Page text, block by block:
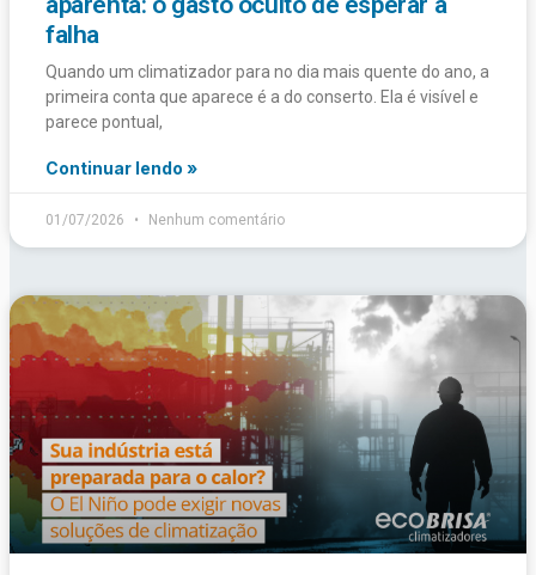
falha
Quando um climatizador para no dia mais quente do ano, a
primeira conta que aparece é a do conserto. Ela é visível e
parece pontual,
Continuar lendo »
01/07/2026 Nenhum comentário